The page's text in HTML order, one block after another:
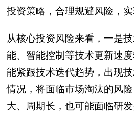
投资策略，合理规避风险，实
从核心投资风险来看，一是
能、智能控制等技术更新速
能紧跟技术迭代趋势，出现
情况，将面临市场淘汰的风
大、周期长，也可能面临研